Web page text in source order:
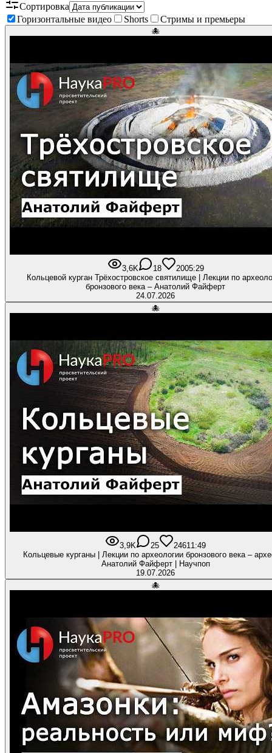
Сортировка
Горизонтальные видео
Shorts Стримы и премьеры
🐙
3,6K 18 2005:29
Кольцевой курган Трёхостровское святилище | Лекции по
бронзового века – Анатолий Файферт
24.07.2026
🐙
3,9K 25 24611:49
Кольцевые курганы | Лекции по археологии бронзового века –
Анатолий Файферт | Научпоп
19.07.2026
🐙